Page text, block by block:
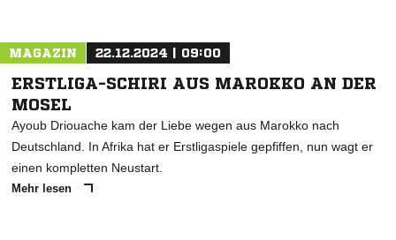
MAGAZIN 22.12.2024 | 09:00
ERSTLIGA-SCHIRI AUS MAROKKO AN DER
MOSEL
Ayoub Driouache kam der Liebe wegen aus Marokko nach
Deutschland. In Afrika hat er Erstligaspiele gepfiffen, nun wagt er
einen kompletten Neustart.
Mehr lesen